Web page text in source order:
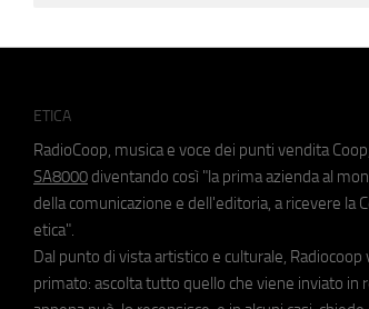
ETICA
RadioCoop, musica e voce dei punti vendita
SA8000 diventando così "la prima azienda al
della comunicazione e dell'editoria, a ricevere la
etica".
Dal punto di vista artistico e culturale, Radiocoop
primato: ascolta tutto quello che viene inviato in